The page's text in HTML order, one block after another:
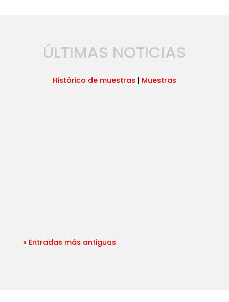
ÚLTIMAS NOTICIAS
Histórico de muestras | Muestras
« Entradas más antiguas